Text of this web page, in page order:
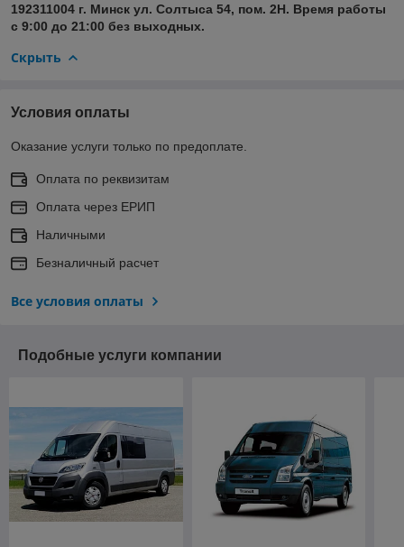
192311004 г. Минск ул. Солтыса 54, пом. 2Н. Время работы
с 9:00 до 21:00 без выходных.
Скрыть
Условия оплаты
Оказание услуги только по предоплате.
Оплата по реквизитам
Оплата через ЕРИП
Наличными
Безналичный расчет
Все условия оплаты
Подобные услуги компании